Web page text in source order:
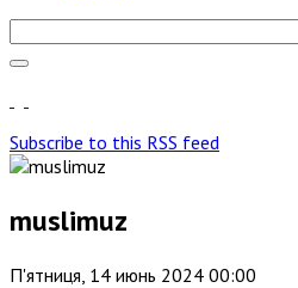
Subscribe to this RSS feed
muslimuz
П'ятниця, 14 июнь 2024 00:00